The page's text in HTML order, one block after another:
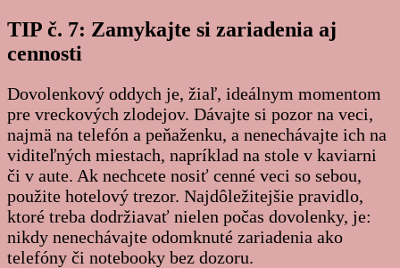
TIP č. 7: Zamykajte si zariadenia aj
cennosti
Dovolenkový oddych je, žiaľ, ideálnym momentom
pre vreckových zlodejov. Dávajte si pozor na veci,
najmä na telefón a peňaženku, a nenechávajte ich na
viditeľných miestach, napríklad na stole v kaviarni
či v aute. Ak nechcete nosiť cenné veci so sebou,
použite hotelový trezor. Najdôležitejšie pravidlo,
ktoré treba dodržiavať nielen počas dovolenky, je:
nikdy nenechávajte odomknuté zariadenia ako
telefóny či notebooky bez dozoru.